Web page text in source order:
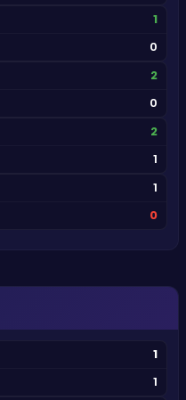
1
0
2
0
2
1
1
0
1
1